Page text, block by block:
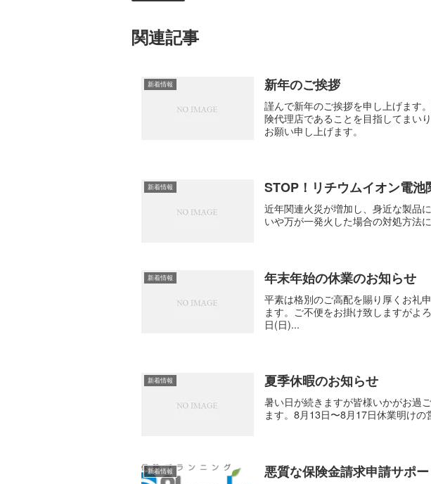
関連記事
新着情報 新年のご挨拶
謹んで新年のご挨拶を申し上げます
険代理店であることを目指してまい
お願い申し上げます。
新着情報 STOP！リチウムイオン電池
近年関連火災が増加し、身近な製品
いや万が一発火した場合の対処方法
新着情報 年末年始の休業のお知らせ
平素は格別のご高配を賜り厚くお礼
ます。ご不便をお掛け致しますがよ
日(日)...
新着情報 夏季休暇のお知らせ
暑い日が続きますが皆様いかがお過
ます。8月13日〜8月17日休業明けの
新着情報 悪質な保険金請求申請サポ